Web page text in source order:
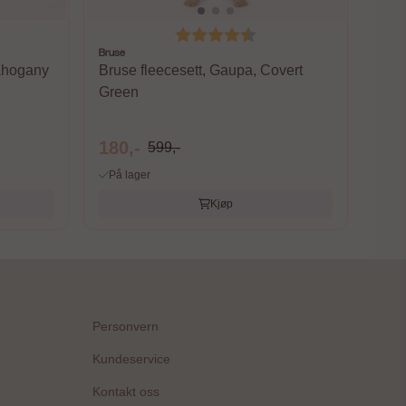
Karakter:
Bruse
Bruse fleecesett, Gaupa, Covert
Green
180,- 599,-
På lager
Kjøp
Personvern
Kundeservice
Kontakt oss